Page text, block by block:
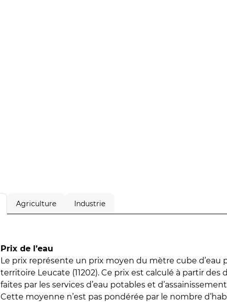
Agriculture Industrie
Prix de l’eau
Le prix représente un prix moyen du mètre cube d’eau
territoire Leucate (11202). Ce prix est calculé à partir des
faites par les services d’eau potables et
Cette moyenne n’est pas pondérée par le nombre